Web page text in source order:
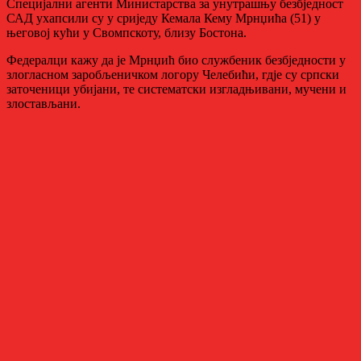
Специјални агенти Министарства за унутрашњу безбједност
САД ухапсили су у сриједу Кемала Кему Мрнџића (51) у
његовој кући у Свомпскоту, близу Бостона.
Федералци кажу да је Мрнџић био службеник безбједности у
злогласном заробљеничком логору Челебићи, гдје су српски
заточеници убијани, те систематски изгладњивани, мучени и
злостављани.